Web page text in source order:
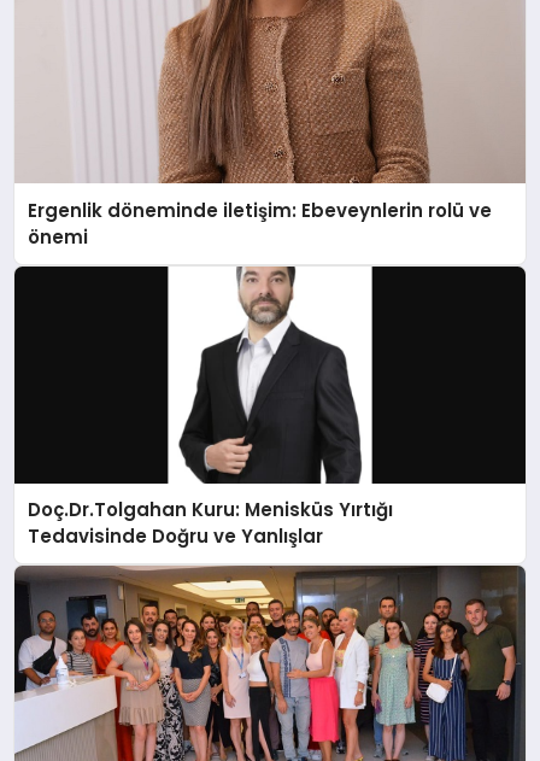
Ergenlik döneminde iletişim: Ebeveynlerin rolü ve
önemi
Doç.Dr.Tolgahan Kuru: Menisküs Yırtığı
Tedavisinde Doğru ve Yanlışlar